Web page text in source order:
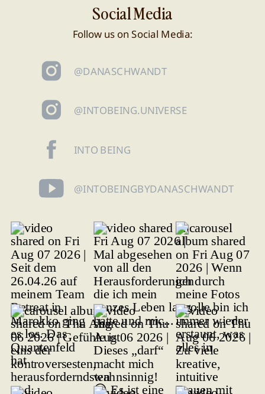
Social Media
Follow us on Social Media:
@DANASCHWANDT
@INTOBEING.UNIVERSE
INTO BEING
@INTOBEINGBYDANASCHWANDT